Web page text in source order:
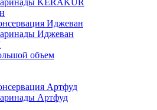
KERAKUR
Иджеван
Иджеван
объем
Артфуд
Артфуд